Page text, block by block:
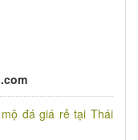
mộ đá giá rẻ tại Thái